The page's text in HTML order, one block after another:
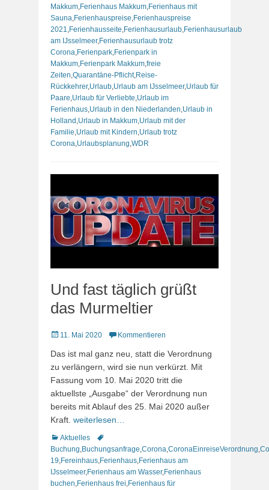
Makkum Ferienhaus Makkum Ferienhaus mit
Sauna Ferienhauspreise Ferienhauspreise
2021 Ferienhausseite Ferienhausurlaub Ferienhausurlaub
am IJsselmeer, Ferienhausurlaub trotz
Corona Ferienpark Ferienpark in
Makkum Ferienpark Makkum freie
Zeiten Quarantäne-Pflicht, Reise-
Rückkehrer, Urlaub Urlaub am IJsselmeer, Urlaub für
Paare Urlaub für Verliebte Urlaub im
Ferienhaus Urlaub in den Niederlanden Urlaub in
Holland Urlaub in Makkum Urlaub mit der
Familie Urlaub mit Kindern Urlaub trotz
Corona Urlaubsplanung WDR
Und fast täglich grüßt
das Murmeltier
Veröffentlicht
11. Mai 2020 Kommentieren
Das ist mal ganz neu, statt die Verordnung
zu verlängern, wird sie nun verkürzt. Mit
Fassung vom 10. Mai 2020 tritt die
aktuellste „Ausgabe“ der Verordnung nun
bereits mit Ablauf des 25. Mai 2020 außer
Kraft. weiterlesen…
Kategorien
Aktuelles
Schlagworte
Buchung,Buchungsanfrage,Corona,CoronaEinreiseVerordnung,
19,Fereinhaus,Ferienhaus,Ferienhaus am
IJsselmeer,Ferienhaus am Wasser,Ferienhaus
buchen,Ferienhaus frei,Ferienhaus für